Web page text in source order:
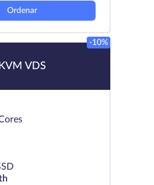
Ordenar
KVM VDS
-10%